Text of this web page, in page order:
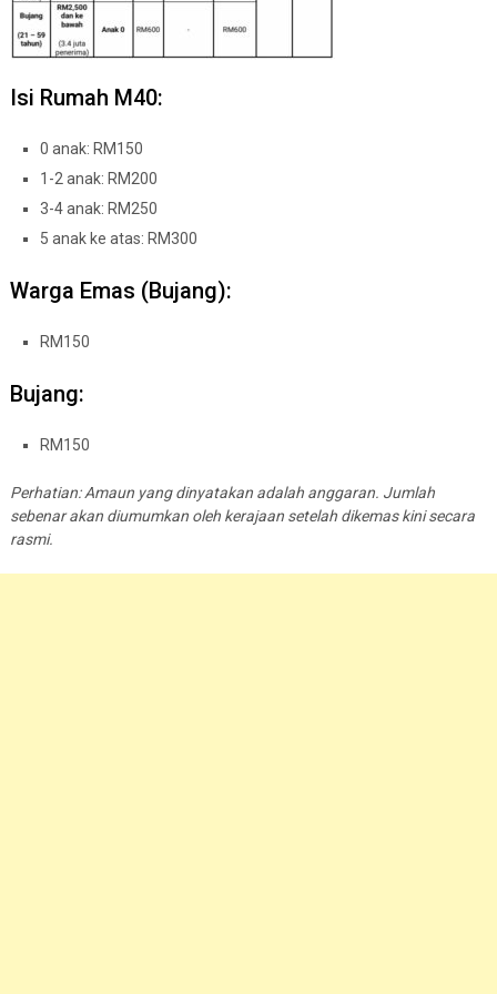
Isi Rumah M40:
0 anak: RM150
1-2 anak: RM200
3-4 anak: RM250
5 anak ke atas: RM300
Warga Emas (Bujang):
RM150
Bujang:
RM150
Perhatian: Amaun yang dinyatakan adalah anggaran. Jumlah
sebenar akan diumumkan oleh kerajaan setelah dikemas kini secara
rasmi.